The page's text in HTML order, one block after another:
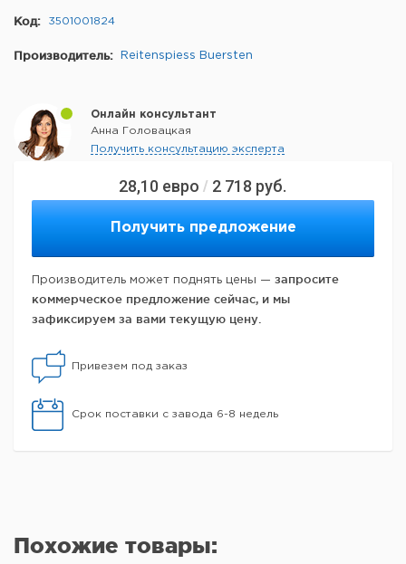
28,10 евро / 2 718 руб.
Получить предложение
Производитель может поднять цены — запросите
коммерческое предложение сейчас, и мы
зафиксируем за вами текущую цену.
Привезем под заказ
Срок поставки с завода 6-8 недель
Код: 3501001824
Производитель: Reitenspiess Buersten
Онлайн консультант
Анна Головацкая
Получить консультацию эксперта
Похожие товары: